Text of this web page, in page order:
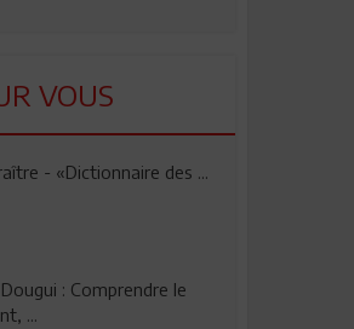
VOUS
- «Dictionnaire des ...
: Comprendre le
...